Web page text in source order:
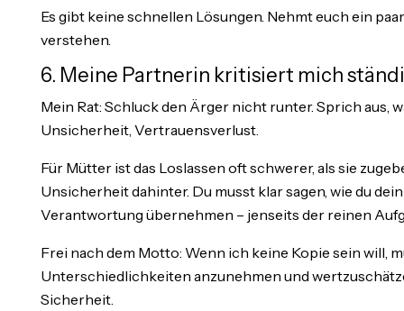
Es gibt keine schnellen Lösungen. Nehmt euch ein
verstehen.
6. Meine Partnerin kritisiert mich
Mein Rat: Schluck den Ärger nicht runter. Sprich aus,
Unsicherheit, Vertrauensverlust.
Für Mütter ist das Loslassen oft schwerer, als sie
Unsicherheit dahinter. Du musst klar sagen, wie du
Verantwortung übernehmen – jenseits der reinen
Frei nach dem Motto: Wenn ich keine Kopie sein will,
Unterschiedlichkeiten anzunehmen und
Sicherheit.